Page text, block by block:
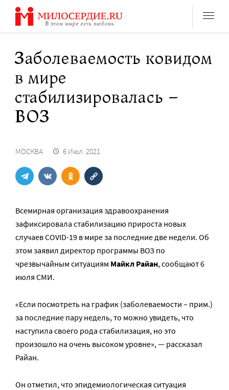
Перейти
содержанию
Заболеваемость ковидом
в мире
стабилизировалась –
ВОЗ
МОСКВА 6 Июл. 2021
Всемирная организация здравоохранения
зафиксировала стабилизацию прироста новых
случаев COVID-19 в мире за последние две недели. Об
этом заявил директор программы ВОЗ по
чрезвычайным ситуациям Майкл Райан, сообщают 6
июля СМИ.
«Если посмотреть на график (заболеваемости – прим.)
за последние пару недель, то можно увидеть, что
наступила своего рода стабилизация, но это
произошло на очень высоком уровне», — рассказал
Райан.
Он отметил, что эпидемиологическая ситуация